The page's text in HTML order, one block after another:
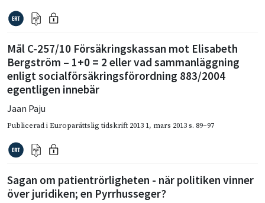
Mål C-257/10 Försäkringskassan mot Elisabeth
Bergström – 1+0 = 2 eller vad sammanläggning
enligt socialförsäkringsförordning 883/2004
egentligen innebär
Jaan Paju
Publicerad iEuroparättslig tidskrift 2013 1, mars 2013s. 89–97
Sagan om patientrörligheten - när politiken vinner
över juridiken; en Pyrrhusseger?